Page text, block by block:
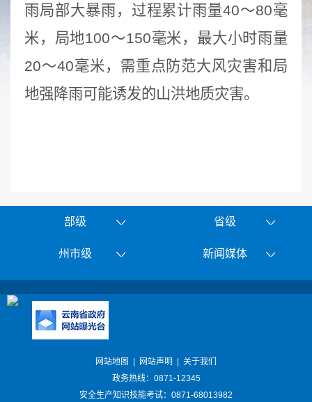
雨局部大暴雨，过程累计雨量40～80毫
米，局地100～150毫米，最大小时雨量
20～40毫米，需重点防范大风灾害和局
地强降雨可能诱发的山洪地质灾害。
部级 省级
州市级 新闻媒体
网站地图 网站声明
关于我们
政务热线：0871-12345
安全生产知识技能考试：0871-68013982